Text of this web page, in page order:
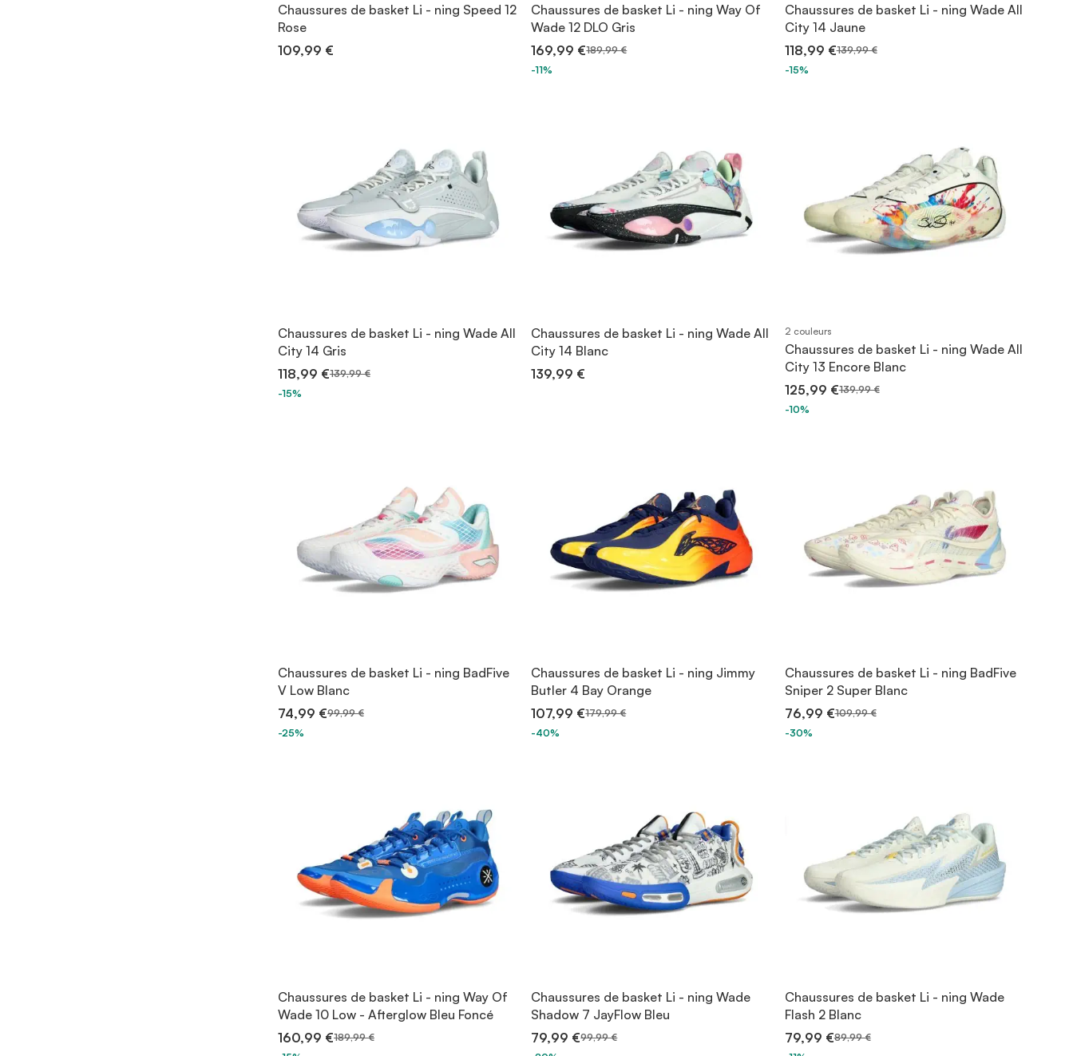
Chaussures de basket Li - ning Speed 12
Rose
109,99 €
Chaussures de basket Li - ning Way Of
Wade 12 DLO Gris
169,99 €189,99 €
-11%
Chaussures de basket Li - ning Wade All
City 14 Jaune
118,99 €139,99 €
-15%
Chaussures de basket Li - ning Wade All
City 14 Gris
118,99 €139,99 €
-15%
Chaussures de basket Li - ning Wade All
City 14 Blanc
139,99 €
2 couleurs
Chaussures de basket Li - ning Wade All
City 13 Encore Blanc
125,99 €139,99 €
-10%
Chaussures de basket Li - ning BadFive
V Low Blanc
74,99 €99,99 €
-25%
Chaussures de basket Li - ning Jimmy
Butler 4 Bay Orange
107,99 €179,99 €
-40%
Chaussures de basket Li - ning BadFive
Sniper 2 Super Blanc
76,99 €109,99 €
-30%
Chaussures de basket Li - ning Way Of
Wade 10 Low - Afterglow Bleu Foncé
160,99 €189,99 €
Chaussures de basket Li - ning Wade
Shadow 7 JayFlow Bleu
79,99 €99,99 €
Chaussures de basket Li - ning Wade
Flash 2 Blanc
79,99 €89,99 €